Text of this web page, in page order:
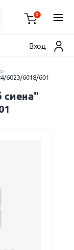
0
Вход
6023/6018/601
сиена"